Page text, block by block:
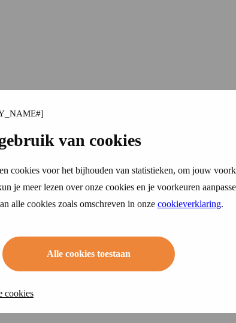
van cookies
cookies voor het bijhouden van statistieken, om jouw
je meer lezen over onze cookies en je voorkeuren
alle cookies zoals omschreven in onze cookieverklaring.
Alle cookies toestaan
cookies